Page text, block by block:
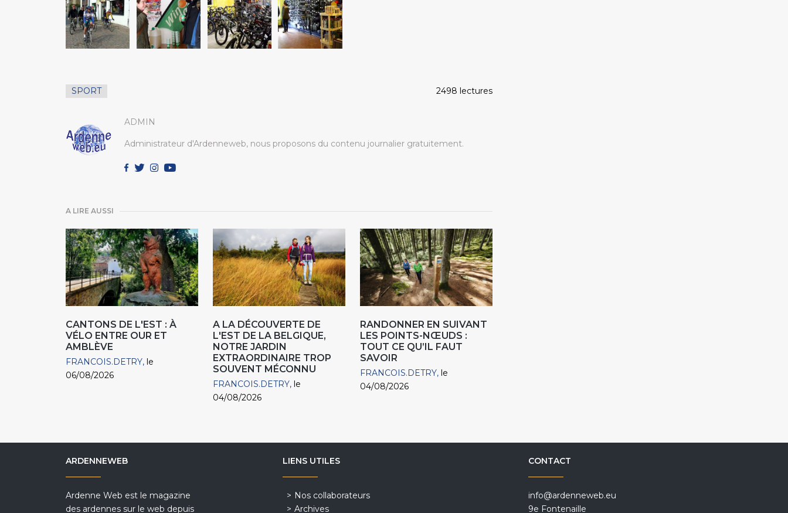
SPORT 2498 lectures
ADMIN
Administrateur d'Ardenneweb, nous proposons du contenu journalier gratuitement.
A LIRE AUSSI
CANTONS DE L'EST : À
VÉLO ENTRE OUR ET
AMBLÈVE
FRANCOIS.DETRY le
06/08/2026
A LA DÉCOUVERTE DE
L'EST DE LA BELGIQUE,
NOTRE JARDIN
EXTRAORDINAIRE TROP
SOUVENT MÉCONNU
FRANCOIS.DETRY le
04/08/2026
RANDONNER EN SUIVANT
LES POINTS-NŒUDS :
TOUT CE QU’IL FAUT
SAVOIR
FRANCOIS.DETRY le
04/08/2026
ARDENNEWEB
Ardenne Web est le magazine
des ardennes sur le web depuis
LIENS UTILES
Nos collaborateurs
Archives
CONTACT
info@ardenneweb.eu
9e Fontenaille